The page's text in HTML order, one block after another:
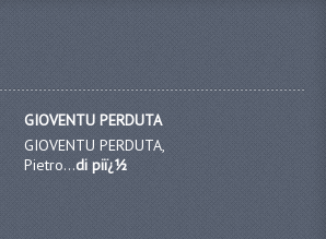
GIOVENTU PERDUTA
GIOVENTU PERDUTA,
Pietro...di piï¿½